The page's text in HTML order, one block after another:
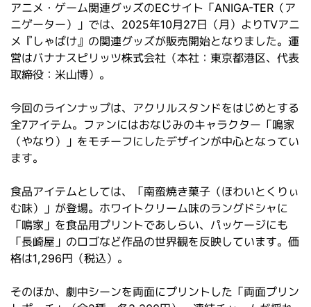
アニメ・ゲーム関連グッズのECサイト「ANIGA-TER（ア
ニゲーター）」では、2025年10月27日（月）よりTVアニ
メ『しゃばけ』の関連グッズが販売開始となりました。運
営はバナナスピリッツ株式会社（本社：東京都港区、代表
取締役：米山博）。
今回のラインナップは、アクリルスタンドをはじめとする
全7アイテム。ファンにはおなじみのキャラクター「鳴家
（やなり）」をモチーフにしたデザインが中心となってい
ます。
食品アイテムとしては、「南蛮焼き菓子（ほわいとくりぃ
む味）」が登場。ホワイトクリーム味のラングドシャに
「鳴家」を食品用プリントであしらい、パッケージにも
「長崎屋」のロゴなど作品の世界観を反映しています。価
格は1,296円（税込）。
そのほか、劇中シーンを両面にプリントした「両面プリン